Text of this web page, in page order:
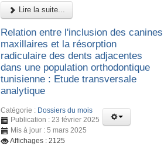
Lire la suite...
Relation entre l'inclusion des canines
maxillaires et la résorption
radiculaire des dents adjacentes
dans une population orthodontique
tunisienne : Etude transversale
analytique
Catégorie : Dossiers du mois
Publication : 23 février 2025
Mis à jour : 5 mars 2025
Affichages : 2125